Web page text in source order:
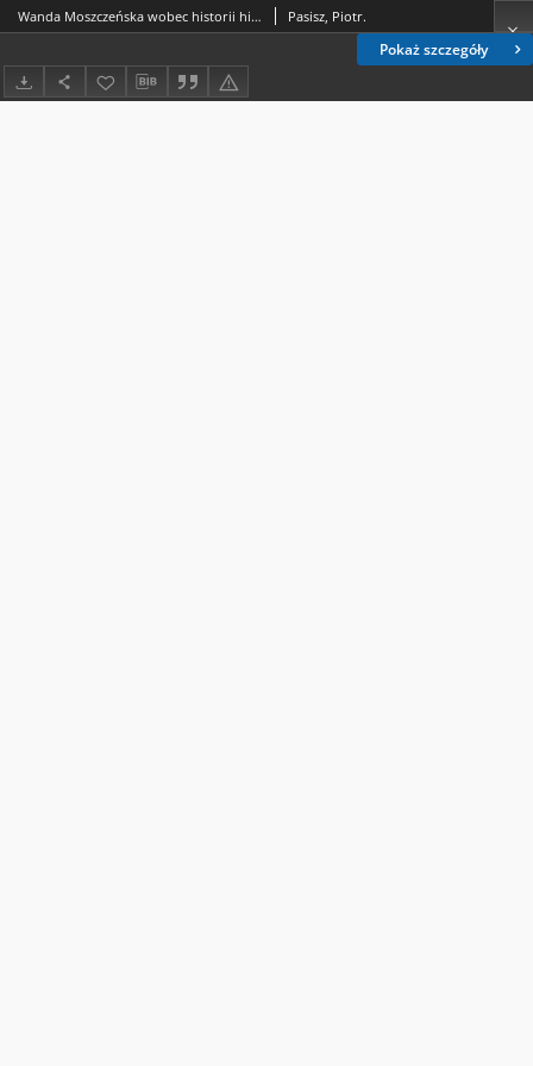
Pokaż szczegóły
Wanda Moszczeńska wobec historii historiografii. Na marginesie książki Jerzego Maternickiego Wanda Moszczeńska (1896–1974). Współtwórczyni polskiej historii historiografii, Rzeszów 2017, Wydawnictwo Uniwersytetu Rzeszowskiego, ss. 190, s.405-417 - recenzja Pasisz, Piotr.